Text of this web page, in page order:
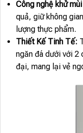
Công nghệ khử
quả, giữ không
lượng thực phẩm.
Thiết Kế Tinh Tế:
ngăn đá dưới với 2
đại, mang lại vẻ